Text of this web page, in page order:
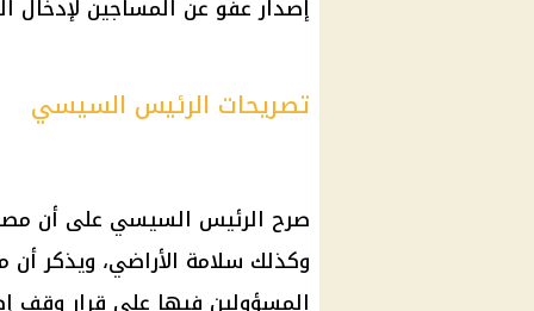
إصدار عفو عن المساجين
تصريحات الرئيس السيسي
صرح الرئيس السيسي على أن
وكذلك سلامة الأراضي، ويذكر
المسؤولين فيها على قرار وقف